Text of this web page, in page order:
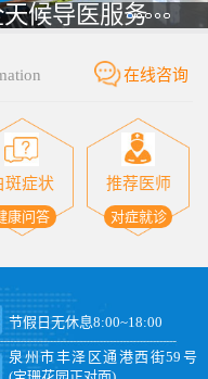
候导医服务
在线咨询
斑症状
康问答
推荐医师
对症就诊
节假日无休息8:00~18:00
泉州市丰泽区通港西街59号